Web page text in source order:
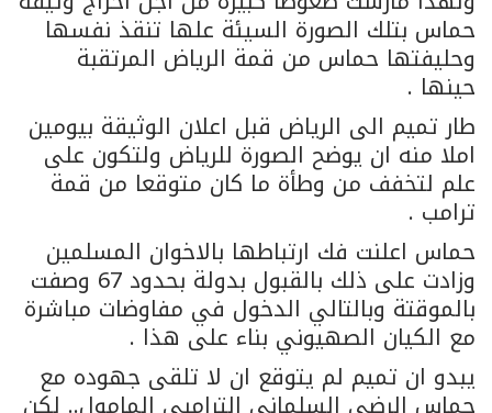
حماس بتلك الصورة السيئة علها تنقذ نفسها
وحليفتها حماس من قمة الرياض المرتقبة
حينها .
طار تميم الى الرياض قبل اعلان الوثيقة بيومين
املا منه ان يوضح الصورة للرياض ولتكون على
علم لتخفف من وطأة ما كان متوقعا من قمة
ترامب .
حماس اعلنت فك ارتباطها بالاخوان المسلمين
وزادت على ذلك بالقبول بدولة بحدود 67 وصفت
بالموقتة وبالتالي الدخول في مفاوضات مباشرة
مع الكيان الصهيوني بناء على هذا .
يبدو ان تميم لم يتوقع ان لا تلقى جهوده مع